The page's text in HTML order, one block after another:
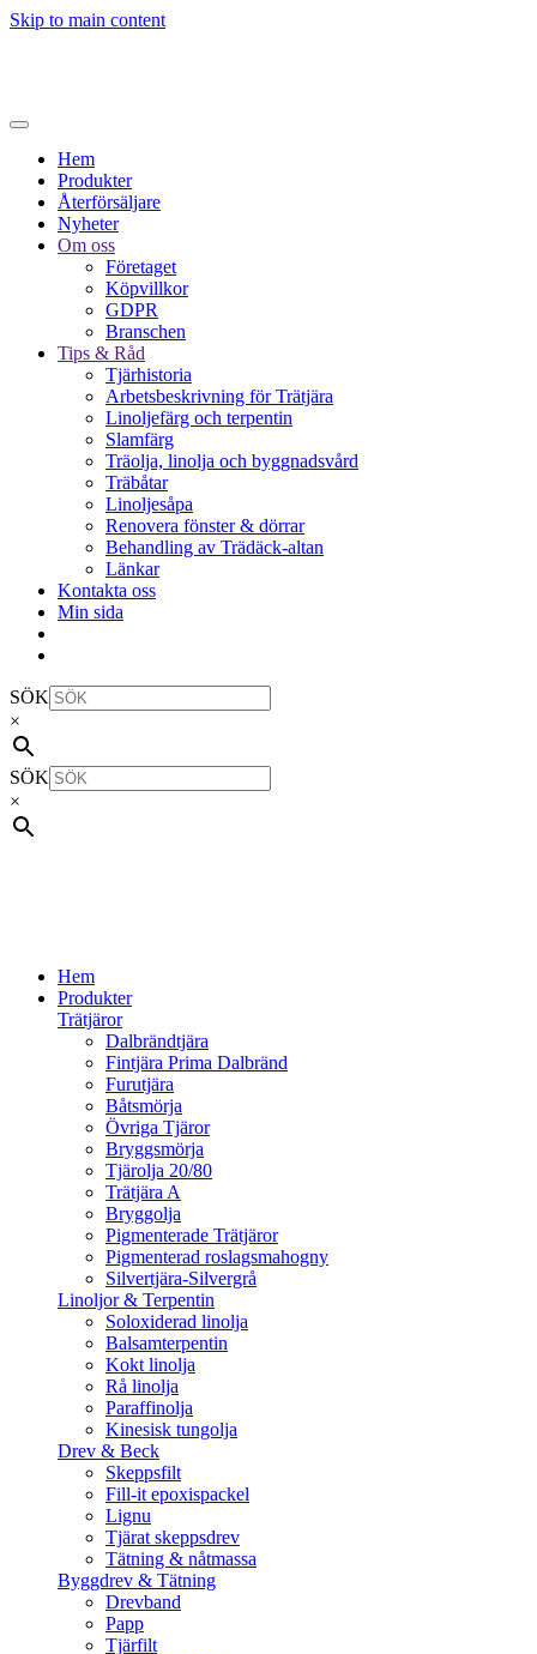
Skip to main content
Hem
Produkter
Återförsäljare
Nyheter
Om oss
Företaget
Köpvillkor
GDPR
Branschen
Tips & Råd
Tjärhistoria
Arbetsbeskrivning för Trätjära
Linoljefärg och terpentin
Slamfärg
Träolja, linolja och byggnadsvård
Träbåtar
Linoljesåpa
Renovera fönster & dörrar
Behandling av Trädäck-altan
Länkar
Kontakta oss
Min sida
SÖK
×
SÖK
×
Hem
Produkter
Trätjäror
Dalbrändtjära
Fintjära Prima Dalbränd
Furutjära
Båtsmörja
Övriga Tjäror
Bryggsmörja
Tjärolja 20/80
Trätjära A
Bryggolja
Pigmenterade Trätjäror
Pigmenterad roslagsmahogny
Silvertjära-Silvergrå
Linoljor & Terpentin
Soloxiderad linolja
Balsamterpentin
Kokt linolja
Rå linolja
Paraffinolja
Kinesisk tungolja
Drev & Beck
Skeppsfilt
Fill-it epoxispackel
Lignu
Tjärat skeppsdrev
Tätning & nåtmassa
Byggdrev & Tätning
Drevband
Papp
Tjärfilt